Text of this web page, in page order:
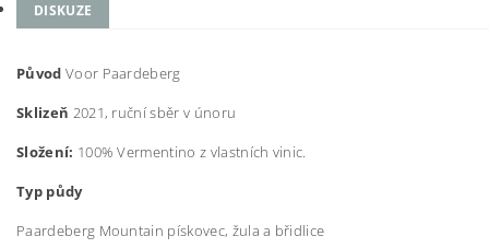
DISKUZE
Původ Voor Paardeberg
Sklizeň 2021, ruční sběr v únoru
Složení: 100% Vermentino z vlastních vinic.
Typ půdy
Paardeberg Mountain pískovec, žula a břidlice